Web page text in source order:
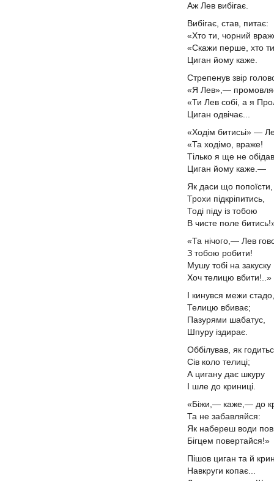
Аж Лев вибігає.
Вибігає, став, питає:
«Хто ти, чорний
«Скажи перше, хто
Циган йому каже.
Стрепенув звір
«Я Лев»,—
«Ти Лев собі, а я
Циган одвічає...
«Ходім битисьі» —
«Та ходімо, враже!
Тілько я ще не
Циган йому каже.—
Як даси що попоїсти,
Трохи підкріпитись,
Тоді піду із тобою
В чисте поле
«Та нічого,— Лев
З тобою робити!
Мушу тобі на закуску
Хоч телицю вбити!..»
І кинувся межи стадо,
Телицю вбиває;
Пазурями шабатус,
Шпуру іздирає.
Оббілував, як
Сів коло телиці;
А цигану дає шкуру
І шле до криниці.
«Біжи,— каже,— до
Та не забавляйся:
Як набереш води
Бігцем повертайся!»
Пішов циган та й
Навкруги копає...